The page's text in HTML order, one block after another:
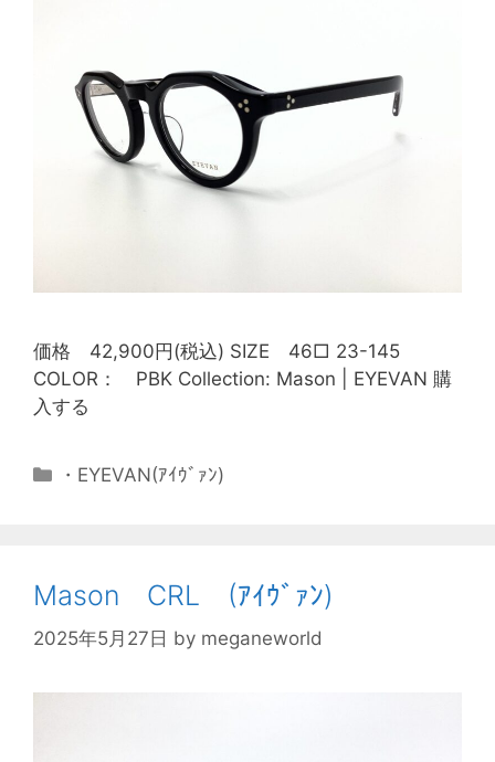
価格 42,900円(税込) SIZE 46□ 23-145
COLOR： PBK Collection: Mason | EYEVAN 購
入する
・EYEVAN(ｱｲｳﾞｧﾝ)
Mason CRL (ｱｲｳﾞｧﾝ)
2025年5月27日 by meganeworld